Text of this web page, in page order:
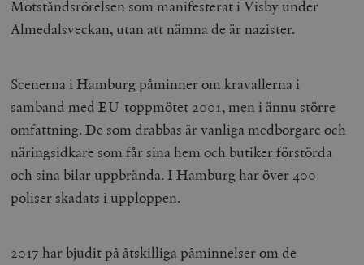
Motståndsrörelsen som manifesterat i Visby under
Almedalsveckan, utan att nämna de är nazister.
Scenerna i Hamburg påminner om kravallerna i
samband med EU-toppmötet 2001, men i ännu större
omfattning. De som drabbas är vanliga medborgare och
näringsidkare som får sina hem och butiker förstörda
och sina bilar uppbrända. I Hamburg har över 400
poliser skadats i upploppen.
2017 har bjudit på åtskilliga påminnelser om de